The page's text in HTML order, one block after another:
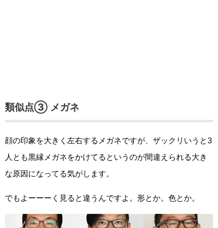
類似点③ メガネ
顔の印象を大きく左右するメガネですが、ザックリいうと3
人とも黒縁メガネをかけてるというのが間違えられる大き
な原因になってる気がします。
でもよーーーく見ると違うんですよ。形とか。色とか。